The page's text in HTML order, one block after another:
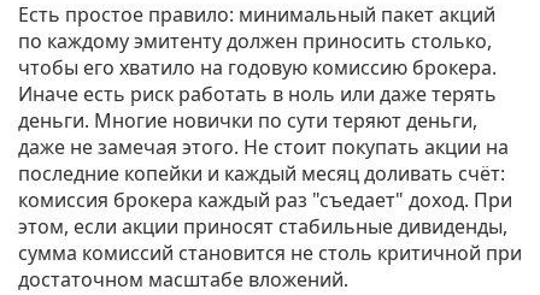
Есть простое правило: минимальный пакет акций
по каждому эмитенту должен приносить столько,
чтобы его хватило на годовую комиссию брокера.
Иначе есть риск работать в ноль или даже терять
деньги. Многие новички по сути теряют деньги,
даже не замечая этого. Не стоит покупать акции на
последние копейки и каждый месяц доливать счёт:
комиссия брокера каждый раз "съедает" доход. При
этом, если акции приносят стабильные дивиденды,
сумма комиссий становится не столь критичной при
достаточном масштабе вложений.